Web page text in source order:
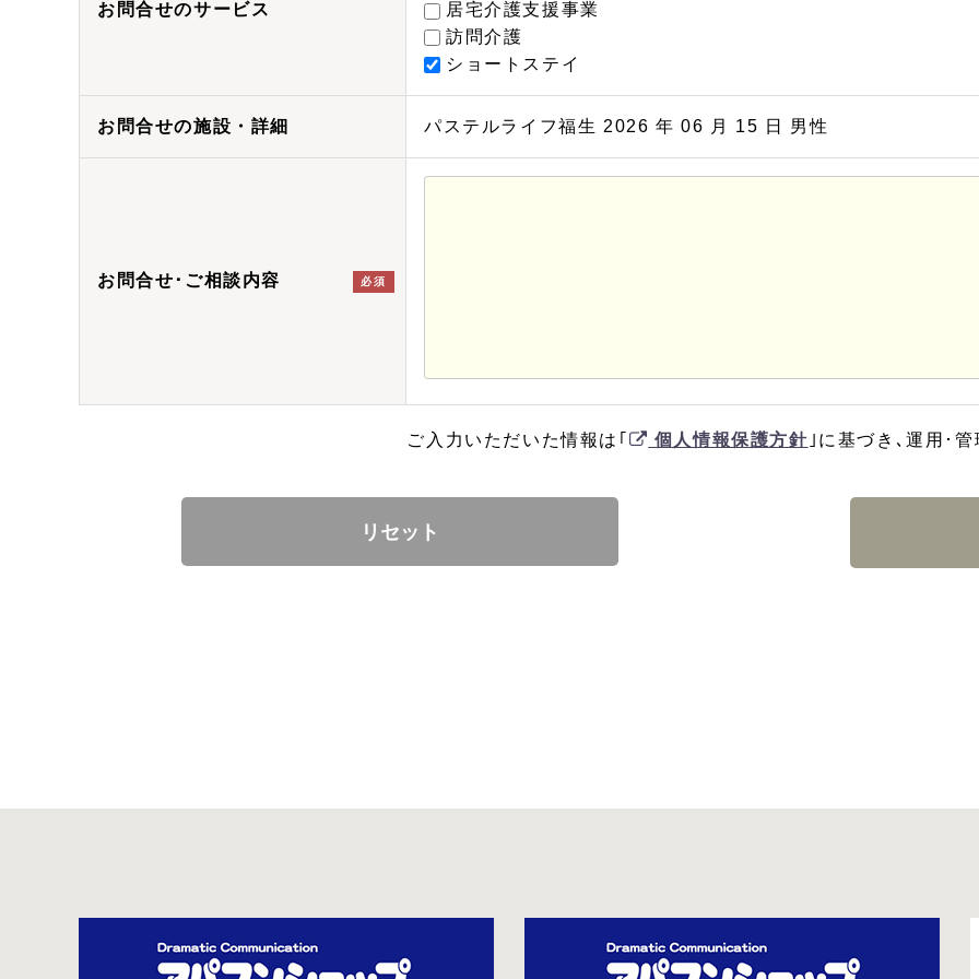
お問合せのサービス
居宅介護支援事業
訪問介護
ショートステイ
お問合せの施設・詳細 パステルライフ福生 2026 年 06 月 15 日 男性
お問合せ･ご相談内容 必須
ご入力いただいた情報は｢ 個人情報保護方針 ｣に基づき､運用･管